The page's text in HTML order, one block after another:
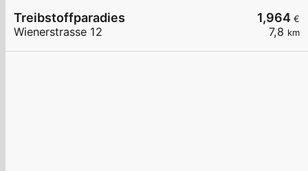
1,964 €
7,8 km
Treibstoffparadies
Wienerstrasse 12